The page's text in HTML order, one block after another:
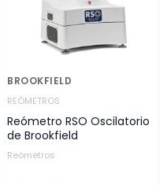
BROOKFIELD
REÓMETROS
Reómetro RSO Oscilatorio
de Brookfield
Reómetros